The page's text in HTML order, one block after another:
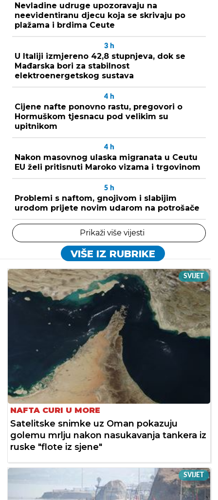
Nevladine udruge upozoravaju na
neevidentiranu djecu koja se skrivaju po
plažama i brdima Ceute
3 h
U Italiji izmjereno 42,8 stupnjeva, dok se
Mađarska bori za stabilnost
elektroenergetskog sustava
4 h
Cijene nafte ponovno rastu, pregovori o
Hormuškom tjesnacu pod velikim su
upitnikom
4 h
Nakon masovnog ulaska migranata u Ceutu
EU želi pritisnuti Maroko vizama i trgovinom
5 h
Problemi s naftom, gnojivom i slabijim
urodom prijete novim udarom na potrošače
Prikaži više vijesti
VIŠE IZ RUBRIKE
SVIJET
NAFTA CURI U MORE
Satelitske snimke uz Oman pokazuju
golemu mrlju nakon nasukavanja tankera iz
ruske "flote iz sjene"
SVIJET